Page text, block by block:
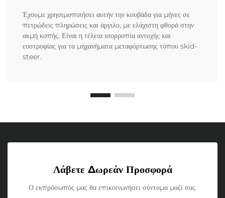
Έχουμε χρησιμοποιήσει αυτήν την κουβάδα για μήνες σε
πετρώδεις πληρώσεις και άργιλο, με ελάχιστη φθορά στην
ακμή κοπής. Είναι η τέλεια ισορροπία αντοχής και
ευστροφίας για τα μηχανήματα μεταφόρτωσης τύπου skid-
steer.
Λάβετε Δωρεάν Προσφορά
Ο εκπρόσωπός μας θα επικοινωνήσει σύντομα μαζί σας.